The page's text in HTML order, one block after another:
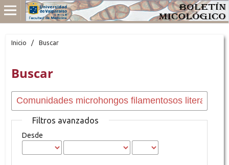
Inicio / Buscar
Buscar
Filtros avanzados
Desde